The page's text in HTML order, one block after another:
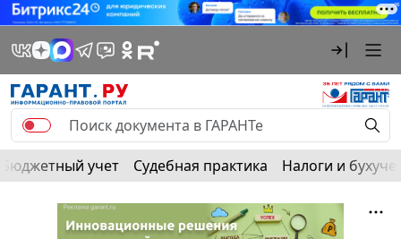
Бюджетный учет Судебная практика Налоги и